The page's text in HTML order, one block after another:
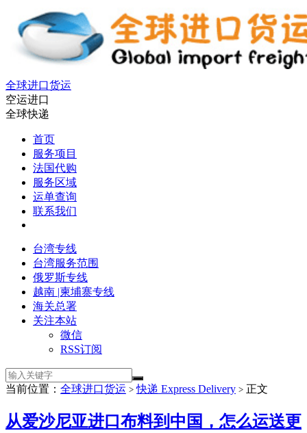
全球进口货运
空运进口
全球快递
首页
服务项目
法国代购
服务区域
运单查询
联系我们
台湾专线
台湾服务范围
俄罗斯专线
越南 |柬埔寨专线
海关总署
关注本站
微信
RSS订阅
当前位置： 全球进口货运 > 快递 Express Delivery > 正文
从爱沙尼亚进口布料到中国，怎么运送更